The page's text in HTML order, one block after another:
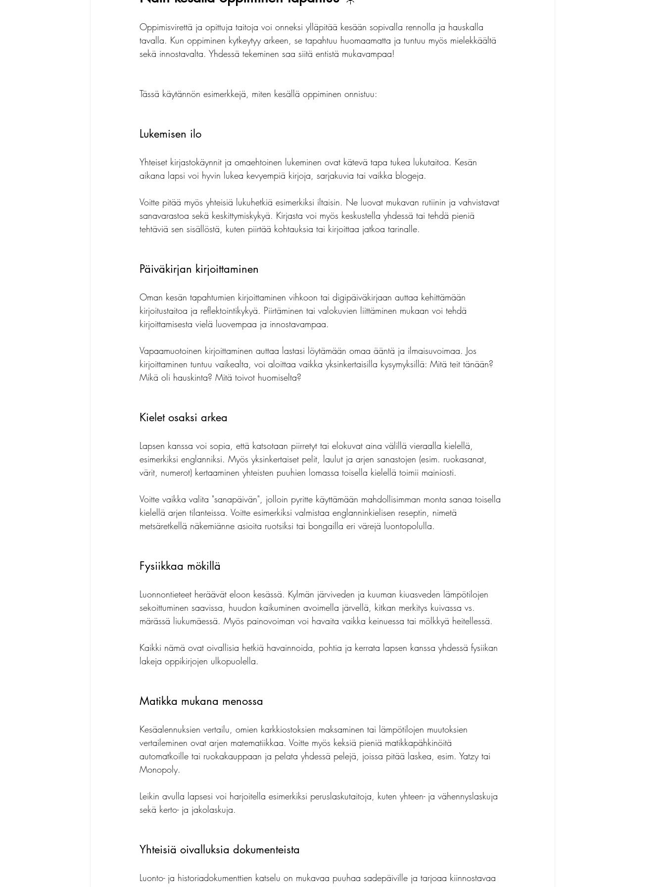
Oppimisvirettä ja opittuja taitoja voi onneksi ylläpitää kesään sopivalla rennolla ja hauskalla
tavalla. Kun oppiminen kytkeytyy arkeen, se tapahtuu huomaamatta ja tuntuu myös mielekkäältä
sekä innostavalta. Yhdessä tekeminen saa siitä entistä mukavampaa!
Tässä käytännön esimerkkejä, miten kesällä oppiminen onnistuu:
Lukemisen ilo
Yhteiset kirjastokäynnit ja omaehtoinen lukeminen ovat kätevä tapa tukea lukutaitoa. Kesän
aikana lapsi voi hyvin lukea kevyempiä kirjoja, sarjakuvia tai vaikka blogeja.
Voitte pitää myös yhteisiä lukuhetkiä esimerkiksi iltaisin. Ne luovat mukavan rutiinin ja vahvistavat
sanavarastoa sekä keskittymiskykyä. Kirjasta voi myös keskustella yhdessä tai tehdä pieniä
tehtäviä sen sisällöstä, kuten piirtää kohtauksia tai kirjoittaa jatkoa tarinalle.
Päiväkirjan kirjoittaminen
Oman kesän tapahtumien kirjoittaminen vihkoon tai digipäiväkirjaan auttaa kehittämään
kirjoitustaitoa ja reflektointikykyä. Piirtäminen tai valokuvien liittäminen mukaan voi tehdä
kirjoittamisesta vielä luovempaa ja innostavampaa.
Vapaamuotoinen kirjoittaminen auttaa lastasi löytämään omaa ääntä ja ilmaisuvoimaa. Jos
kirjoittaminen tuntuu vaikealta, voi aloittaa vaikka yksinkertaisilla kysymyksillä: Mitä teit tänään?
Mikä oli hauskinta? Mitä toivot huomiselta?
Kielet osaksi arkea
Lapsen kanssa voi sopia, että katsotaan piirretyt tai elokuvat aina välillä vieraalla kielellä,
esimerkiksi englanniksi. Myös yksinkertaiset pelit, laulut ja arjen sanastojen (esim. ruokasanat,
värit, numerot) kertaaminen yhteisten puuhien lomassa toisella kielellä toimii mainiosti.
Voitte vaikka valita "sanapäivän", jolloin pyritte käyttämään mahdollisimman monta sanaa toisella
kielellä arjen tilanteissa. Voitte esimerkiksi valmistaa englanninkielisen reseptin, nimetä
metsäretkellä näkemiänne asioita ruotsiksi tai bongailla eri värejä luontopolulla.
Fysiikkaa mökillä
Luonnontieteet heräävät eloon kesässä. Kylmän järviveden ja kuuman kiuasveden lämpötilojen
sekoittuminen saavissa, huudon kaikuminen avoimella järvellä, kitkan merkitys kuivassa vs.
märässä liukumäessä. Myös painovoiman voi havaita vaikka keinuessa tai mölkkyä heitellessä.
Kaikki nämä ovat oivallisia hetkiä havainnoida, pohtia ja kerrata lapsen kanssa yhdessä fysiikan
lakeja oppikirjojen ulkopuolella.
Matikka mukana menossa
Kesäalennuksien vertailu, omien karkkiostoksien maksaminen tai lämpötilojen muutoksien
vertaileminen ovat arjen matematiikkaa. Voitte myös keksiä pieniä matikkapähkinöitä
automatkoille tai ruokakauppaan ja pelata yhdessä pelejä, joissa pitää laskea, esim. Yatzy tai
Monopoly.
Leikin avulla lapsesi voi harjoitella esimerkiksi peruslaskutaitoja, kuten yhteen- ja vähennyslaskuja
sekä kerto- ja jakolaskuja.
Yhteisiä oivalluksia dokumenteista
Luonto- ja historiadokumenttien katselu on mukavaa puuhaa sadepäiville ja tarjoaa kiinnostavaa